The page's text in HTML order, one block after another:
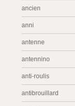
ancien
anni
antenne
antennino
anti-roulis
antibrouillard